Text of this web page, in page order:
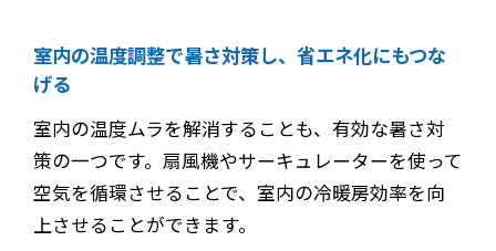
室内の温度調整で暑さ対策し、省エネ化にもつな
げる
室内の温度ムラを解消することも、有効な暑さ対
策の一つです。扇風機やサーキュレーターを使って
空気を循環させることで、室内の冷暖房効率を向
上させることができます。